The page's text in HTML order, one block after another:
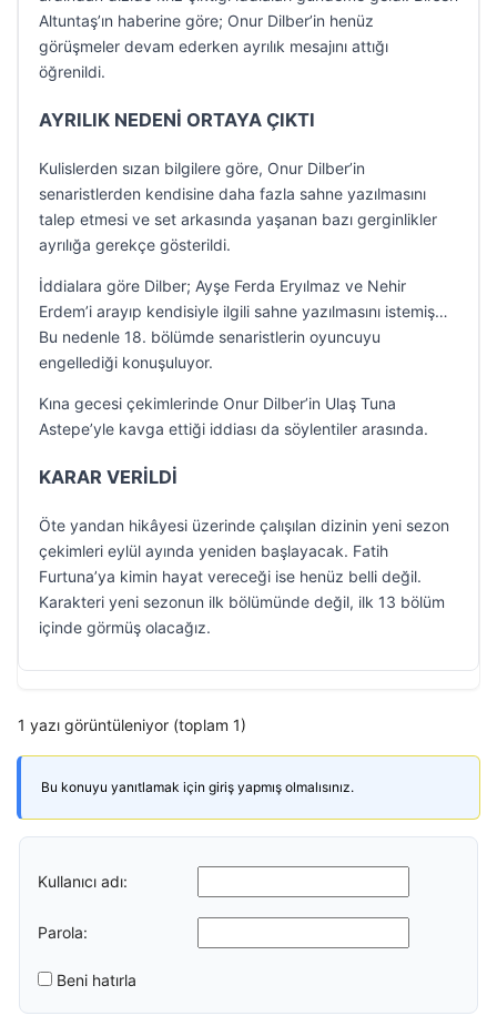
Altuntaş’ın haberine göre; Onur Dilber’in henüz
görüşmeler devam ederken ayrılık mesajını attığı
öğrenildi.
AYRILIK NEDENİ ORTAYA ÇIKTI
Kulislerden sızan bilgilere göre, Onur Dilber’in
senaristlerden kendisine daha fazla sahne yazılmasını
talep etmesi ve set arkasında yaşanan bazı gerginlikler
ayrılığa gerekçe gösterildi.
İddialara göre Dilber; Ayşe Ferda Eryılmaz ve Nehir
Erdem’i arayıp kendisiyle ilgili sahne yazılmasını istemiş…
Bu nedenle 18. bölümde senaristlerin oyuncuyu
engellediği konuşuluyor.
Kına gecesi çekimlerinde Onur Dilber’in Ulaş Tuna
Astepe’yle kavga ettiği iddiası da söylentiler arasında.
KARAR VERİLDİ
Öte yandan hikâyesi üzerinde çalışılan dizinin yeni sezon
çekimleri eylül ayında yeniden başlayacak. Fatih
Furtuna’ya kimin hayat vereceği ise henüz belli değil.
Karakteri yeni sezonun ilk bölümünde değil, ilk 13 bölüm
içinde görmüş olacağız.
1 yazı görüntüleniyor (toplam 1)
Bu konuyu yanıtlamak için giriş yapmış olmalısınız.
Kullanıcı adı:
Parola:
Beni hatırla